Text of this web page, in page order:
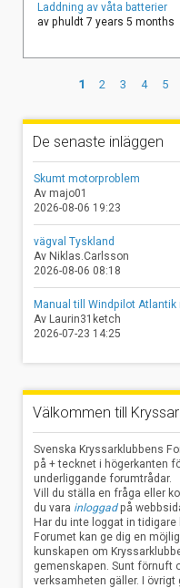
Vanligt
ämne
Laddning av våta batterier
av phuldt 7 years 5 months
PagineringNuvarande
1 Page
2 Page
3 Page
4 5
De senaste inläggen
Skumt motorproblem
Av majo01
2026-08-06 19:23
vägval Tyskland
Av Niklas.Carlsson
2026-08-06 08:18
Manual till Windpilot Atlantik
Av Laurin31ketch
2026-07-23 14:25
Välkommen till
Svenska Kryssarklubbens
på + tecknet i högerkanten
underliggande forumtrådar.
Vill du ställa en fråga eller
du vara inloggadpå
Har du inte loggat in
Forumet kan ge dig en
kunskapen om
gemenskapen. Sunt förnuft
verksamheten gäller. I